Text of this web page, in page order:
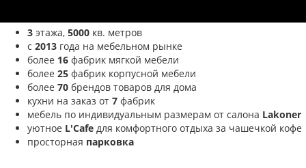
3 этажа, 5000 кв. метров
с 2013 года на мебельном рынке
более 16 фабрик мягкой мебели
более 25 фабрик корпусной мебели
более 70 брендов товаров для дома
кухни на заказ от 7 фабрик
мебель по индивидуальным размерам от салона Lakoner
уютное L'Cafe для комфортного отдыха за чашечкой кофе
просторная парковка